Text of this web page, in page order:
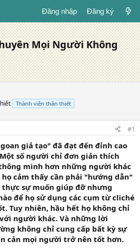
Đăng nhập Đăng ký
Mọi Người Không
Thành viên thân thiết
#1
giả tạo" đã đạt đến đỉnh cao
số người chỉ đơn giản thích
minh hơn những người khác
họ cảm thấy cần phải "hướng dẫn"
sự muốn giúp đỡ nhưng
để họ sử dụng các cụm từ cliché
Tuy nhiên, hầu hết họ không chỉ
người khác. Và những lời
không chỉ cung cấp bất kỳ sự
cản mọi người trở nên tốt hơn.